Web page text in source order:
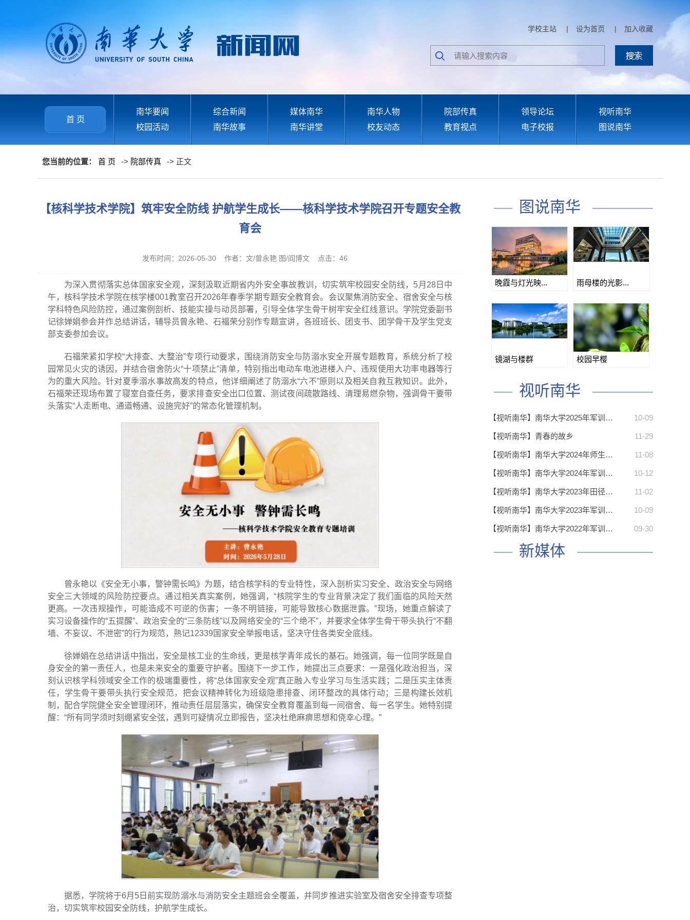
学校主站 | 设为首页 | 加入收藏
首 页
南华要闻 综合新闻 媒体南华 南华人物 院部传真 领导论坛
视听南华
校园活动
南华故事 南华讲堂 校友动态 教育视点 电子校报 图说南华
您当前的位置： 首 页 -> 院部传真 -> 正文
【核科学技术学院】筑牢安全防线 护航学生成长——核科学技术学院召开专题安全教
育会
发布时间：2026-05-30 作者：文/曾永艳 图/阎博文 点击： 46
为深入贯彻落实总体国家安全观，深刻汲取近期省内外安全事故教训，切实筑牢校园安全防线，5月28日中
午，核科学技术学院在核学楼001教室召开2026年春季学期专题安全教育会。会议聚焦消防安全、宿舍安全与核
学科特色风险防控，通过案例剖析、技能实操与动员部署，引导全体学生骨干树牢安全红线意识。学院党委副书
记徐婵娟参会并作总结讲话，辅导员曾永艳、石福荣分别作专题宣讲，各班班长、团支书、团学骨干及学生党支
部支委参加会议。
石福荣紧扣学校“大排查、大整治”专项行动要求，围绕消防安全与防溺水安全开展专题教育，系统分析了校
园常见火灾的诱因，并结合宿舍防火“十项禁止”清单，特别指出电动车电池进楼入户、违规使用大功率电器等行
为的重大风险。针对夏季溺水事故高发的特点，他详细阐述了防溺水“六不”原则以及相关自救互救知识。此外，
石福荣还现场布置了寝室自查任务，要求排查安全出口位置、测试夜间疏散路线、清理易燃杂物，强调骨干要带
头落实“人走断电、通道畅通、设施完好”的常态化管理机制。
曾永艳以《安全无小事，警钟需长鸣》为题，结合核学科的专业特性，深入剖析实习安全、政治安全与网络
安全三大领域的风险防控要点。通过相关真实案例，她强调，“核院学生的专业背景决定了我们面临的风险天然
更高。一次违规操作，可能造成不可逆的伤害；一条不明链接，可能导致核心数据泄露。”现场，她重点解读了
实习设备操作的“五提醒”、政治安全的“三条防线”以及网络安全的“三个绝不”，并要求全体学生骨干带头执行“不翻
墙、不妄议、不泄密”的行为规范，熟记12339国家安全举报电话，坚决守住各类安全底线。
徐婵娟在总结讲话中指出，安全是核工业的生命线，更是核学青年成长的基石。她强调，每一位同学既是自
身安全的第一责任人，也是未来安全的重要守护者。围绕下一步工作，她提出三点要求：一是强化政治担当，深
刻认识核学科领域安全工作的极端重要性，将“总体国家安全观”真正融入专业学习与生活实践；二是压实主体责
任，学生骨干要带头执行安全规范，把会议精神转化为班级隐患排查、闭环整改的具体行动；三是构建长效机
制，配合学院健全安全管理闭环，推动责任层层落实，确保安全教育覆盖到每一间宿舍、每一名学生。她特别提
醒：“所有同学须时刻绷紧安全弦，遇到可疑情况立即报告，坚决杜绝麻痹思想和侥幸心理。”
据悉，学院将于6月5日前实现防溺水与消防安全主题班会全覆盖，并同步推进实验室及宿舍安全排查专项整
治，切实筑牢校园安全防线，护航学生成长。
图说南华
晚霞与灯光映... 雨母楼的光影...
镜湖与楼群 校园早樱
视听南华
【视听南华】南华大学2025年军训… 10-09
【视听南华】青春的故乡 11-29
【视听南华】南华大学2024年师生… 11-08
【视听南华】南华大学2024年军训… 10-12
【视听南华】南华大学2023年田径… 11-02
【视听南华】南华大学2023年军训… 10-09
【视听南华】南华大学2022年军训… 09-30
新媒体